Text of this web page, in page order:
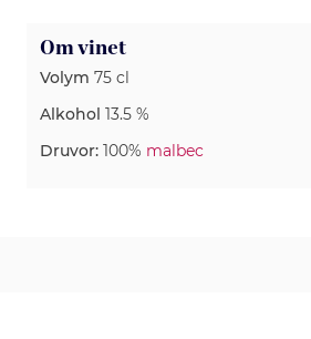
Om vinet
Volym 75 cl
Alkohol 13.5 %
Druvor: 100% malbec